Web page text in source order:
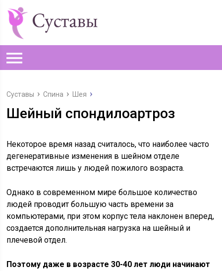
Суставы Спина Шея
Шейный спондилоартроз
Некоторое время назад считалось, что наиболее часто
дегенеративные изменения в шейном отделе
встречаются лишь у людей пожилого возраста.
Однако в современном мире большое количество
людей проводит большую часть времени за
компьютерами, при этом корпус тела наклонен вперед,
создается дополнительная нагрузка на шейный и
плечевой отдел.
Поэтому даже в возрасте 30-40 лет люди начинают